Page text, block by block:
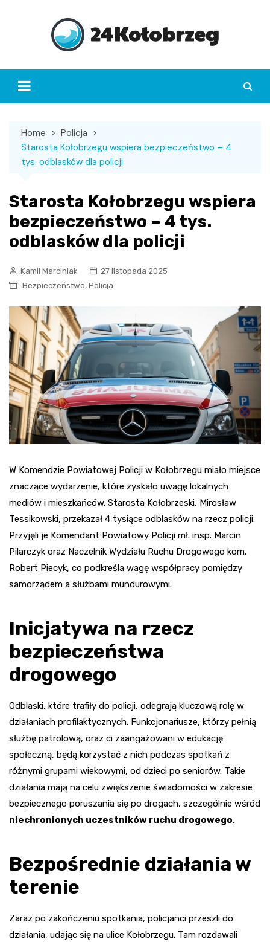
Home
Policja
Starosta Kołobrzegu wspiera bezpieczeństwo – 4
tys. odblasków dla policji
Starosta Kołobrzegu wspiera
bezpieczeństwo – 4 tys.
odblasków dla policji
Kamil Marciniak
27 listopada 2025
Bezpieczeństwo, Policja
W Komendzie Powiatowej Policji w Kołobrzegu miało miejsce
znaczące wydarzenie, które zyskało uwagę lokalnych
mediów i mieszkańców. Starosta Kołobrzeski, Mirosław
Tessikowski, przekazał 4 tysiące odblasków na rzecz policji.
Przyjęli je Komendant Powiatowy Policji mł. insp. Marcin
Pilarczyk oraz Naczelnik Wydziału Ruchu Drogowego kom.
Robert Piecyk, co podkreśla wagę współpracy pomiędzy
samorządem a służbami mundurowymi.
Inicjatywa na rzecz
bezpieczeństwa
drogowego
Odblaski, które trafiły do policji, odegrają kluczową rolę w
działaniach profilaktycznych. Funkcjonariusze, którzy pełnią
służbę patrolową, oraz ci zaangażowani w edukację
społeczną, będą korzystać z nich podczas spotkań z
różnymi grupami wiekowymi, od dzieci po seniorów. Takie
działania mają na celu zwiększenie świadomości w zakresie
bezpiecznego poruszania się po drogach, szczególnie wśród
niechronionych uczestników ruchu drogowego.
Bezpośrednie działania w
terenie
Zaraz po zakończeniu spotkania, policjanci przeszli do
działania, udając się na ulice Kołobrzegu. Tam rozdawali